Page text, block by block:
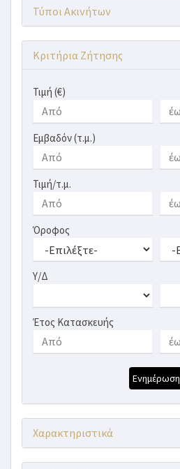
Τύποι Ακινήτων
Κριτήρια Ζήτησης
Τιμή (€)
Εμβαδόν (τ.μ.)
Τιμή/τ.μ.
Όροφος
Υ/Δ
Έτος Κατασκευής
Ενημέρωση
Χαρακτηριστικά